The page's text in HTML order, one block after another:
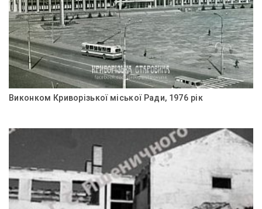
Виконком Криворізької міської Ради, 1976 рік